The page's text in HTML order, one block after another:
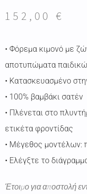
152,00 €
• Φόρεμα κιμονό με
αποτυπώματα
• Κατασκευασμένο
• 100% βαμβάκι σατέν
• Πλένεται στο
ετικέτα φροντίδας
• Μέγεθος μοντέλων:
• Ελέγξτε το
Έτοιμο για αποστολή